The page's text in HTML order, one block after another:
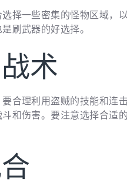
择一些密集的怪物区域，
刷武器的好选择。
术
合理利用盗贼的技能和连
和伤害。要注意选择合适